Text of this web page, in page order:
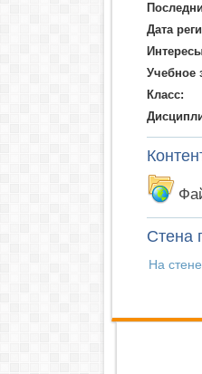
Дата
Учебное
Класс:
Стена
На